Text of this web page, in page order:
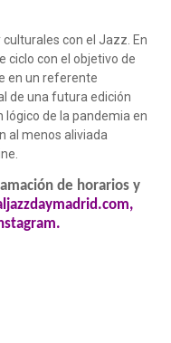
con el Jazz. En
ciclo con el objetivo de
en un referente
de una futura edición
lógico de la pandemia en
al menos aliviada
de horarios y
,
.